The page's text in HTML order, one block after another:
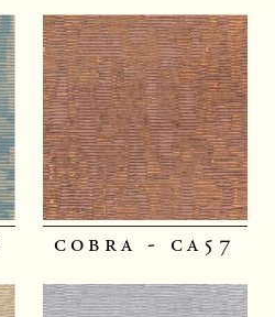
cobra - ca57